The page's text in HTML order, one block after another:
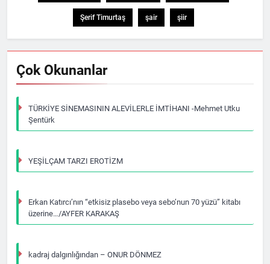
Şerif Timurtaş şair şiir
Çok Okunanlar
TÜRKİYE SİNEMASININ ALEVİLERLE İMTİHANI -Mehmet Utku
Şentürk
YEŞİLÇAM TARZI EROTİZM
Erkan Katırcı’nın “etkisiz plasebo veya sebo’nun 70 yüzü” kitabı
üzerine…/AYFER KARAKAŞ
kadraj dalgınlığından – ONUR DÖNMEZ